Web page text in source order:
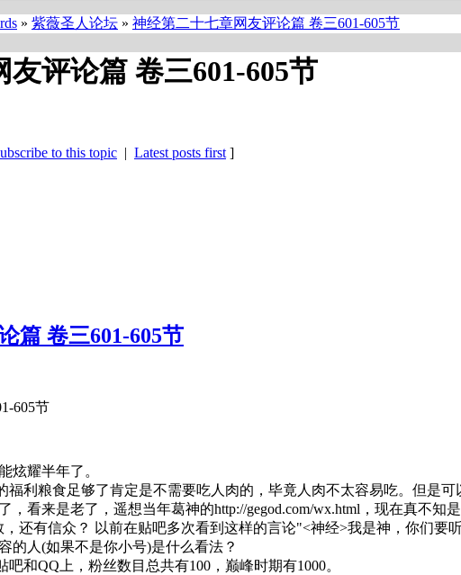
» 紫薇圣人论坛 » 神经第二十七章网友评论篇 卷三601-605节
评论篇 卷三601-605节
to this topic | Latest posts first ]
篇 卷三601-605节
605节
炫耀半年了。
利粮食足够了肯定是不需要吃人肉的，毕竟人肉不太容易吃。但是
看来是老了，遥想当年葛神的http://gegod.com/wx.html，现在真不知是
还有信众？ 以前在贴吧多次看到这样的言论"<神经>我是神，你们要
的人(如果不是你小号)是什么看法？
和QQ上，粉丝数目总共有100，巅峰时期有1000。